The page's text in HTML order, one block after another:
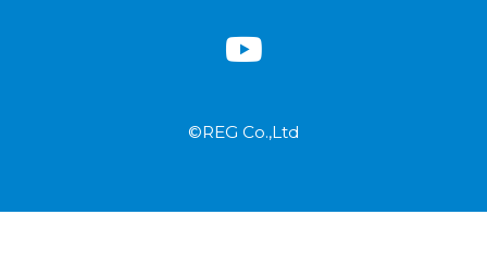
©REG Co.,Ltd